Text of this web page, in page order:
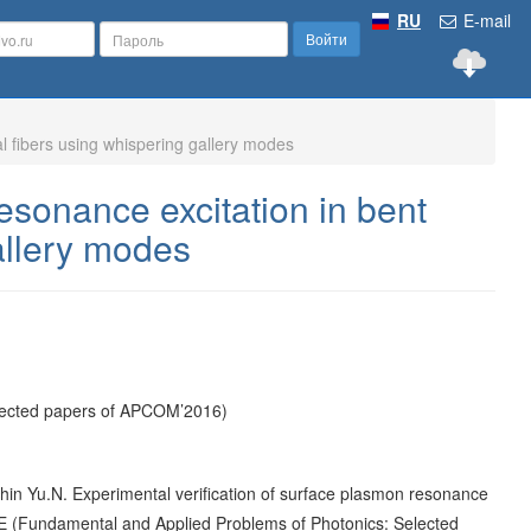
E-mail
RU
Войти
fibers using whispering gallery modes
excitation in bent
modes
papers of APCOM’2016)
Yu.N. Experimental verification of surface plasmon resonance
and Applied Problems of Photonics: Selected